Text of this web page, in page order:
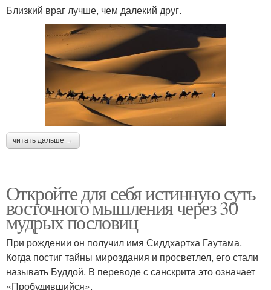
Близкий враг лучше, чем далекий друг.
читать дальше →
Откройте для себя истинную суть
восточного мышления через 30
мудрых пословиц
При рождении он получил имя Сиддхартха Гаутама.
Когда постиг тайны мироздания и просветлел, его стали
называть Буддой. В переводе с санскрита это означает
«Пробудившийся».